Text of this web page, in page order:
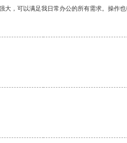
，可以满足我日常办公的所有需求。操作也